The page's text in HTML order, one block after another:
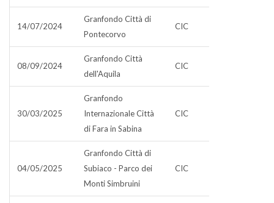
14/07/2024
Granfondo Città di
Pontecorvo
CIC
08/09/2024
Granfondo Città
dell'Aquila
CIC
30/03/2025
Granfondo
Internazionale Città
di Fara in Sabina
CIC
04/05/2025
Granfondo Città di
Subiaco - Parco dei
Monti Simbruini
CIC